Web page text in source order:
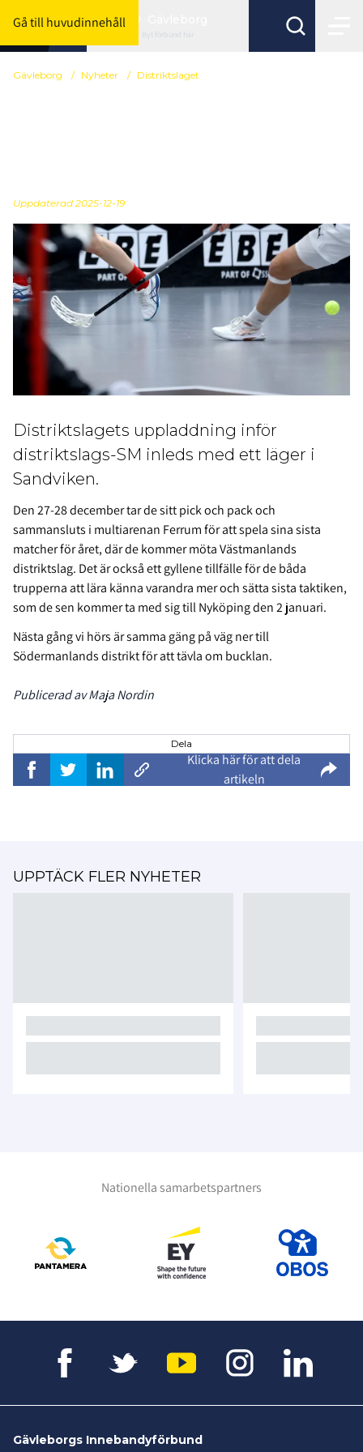
Gå till huvudinnehåll
Byt förbund här
Gävleborg / Nyheter / Distriktslaget
Uppdaterad 2025-12-19
Distriktslagets uppladdning inför
distriktslags-SM inleds med ett läger i
Sandviken.
Den 27-28 december tar de sitt pick och pack och
sammansluts i multiarenan Ferrum för att spela sina sista
matcher för året, där de kommer möta Västmanlands
distriktslag. Det är också ett gyllene tillfälle för de båda
trupperna att lära känna varandra mer och sätta sista taktiken,
som de sen kommer ta med sig till Nyköping den 2 januari.
Nästa gång vi hörs är samma gäng på väg ner till
Södermanlands distrikt för att tävla om bucklan.
Publicerad av Maja Nordin
Dela
Klicka här för att dela
artikeln
UPPTÄCK FLER NYHETER
Nationella samarbetspartners
Gävleborgs Innebandyförbund